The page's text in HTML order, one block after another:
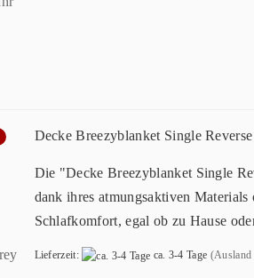
Decke Breezyblanket Single
Die "Decke Breezyblanket Single
dank ihres atmungsaktiven Materials
Schlafkomfort, egal ob zu Hause
Lieferzeit: ca. 3-4 Tage (Ausland